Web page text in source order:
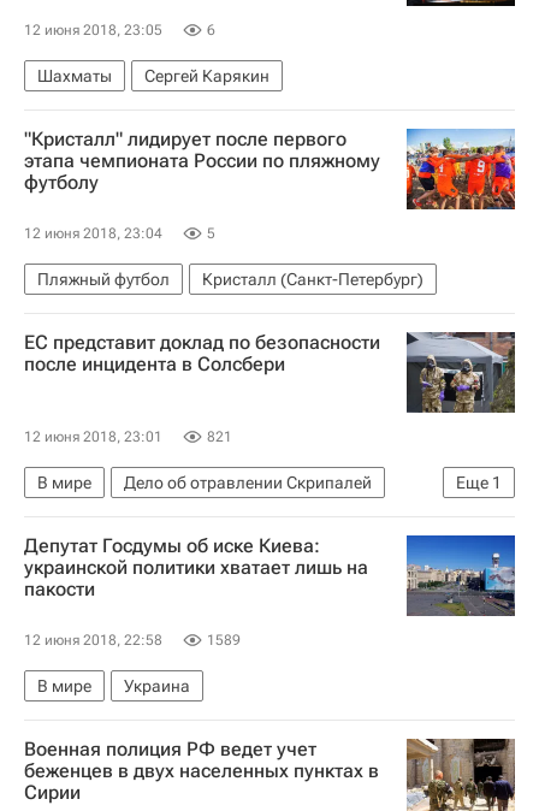
12 июня 2018, 23:05 6
Шахматы Сергей Карякин
"Кристалл" лидирует после первого
этапа чемпионата России по пляжному
футболу
12 июня 2018, 23:04 5
Пляжный футбол Кристалл (Санкт-Петербург)
ЕС представит доклад по безопасности
после инцидента в Солсбери
12 июня 2018, 23:01 821
Еще 1
В мире
Дело об отравлении Скрипалей
Великобритания
Депутат Госдумы об иске Киева:
украинской политики хватает лишь на
пакости
12 июня 2018, 22:58 1589
В мире Украина
Военная полиция РФ ведет учет
беженцев в двух населенных пунктах в
Сирии